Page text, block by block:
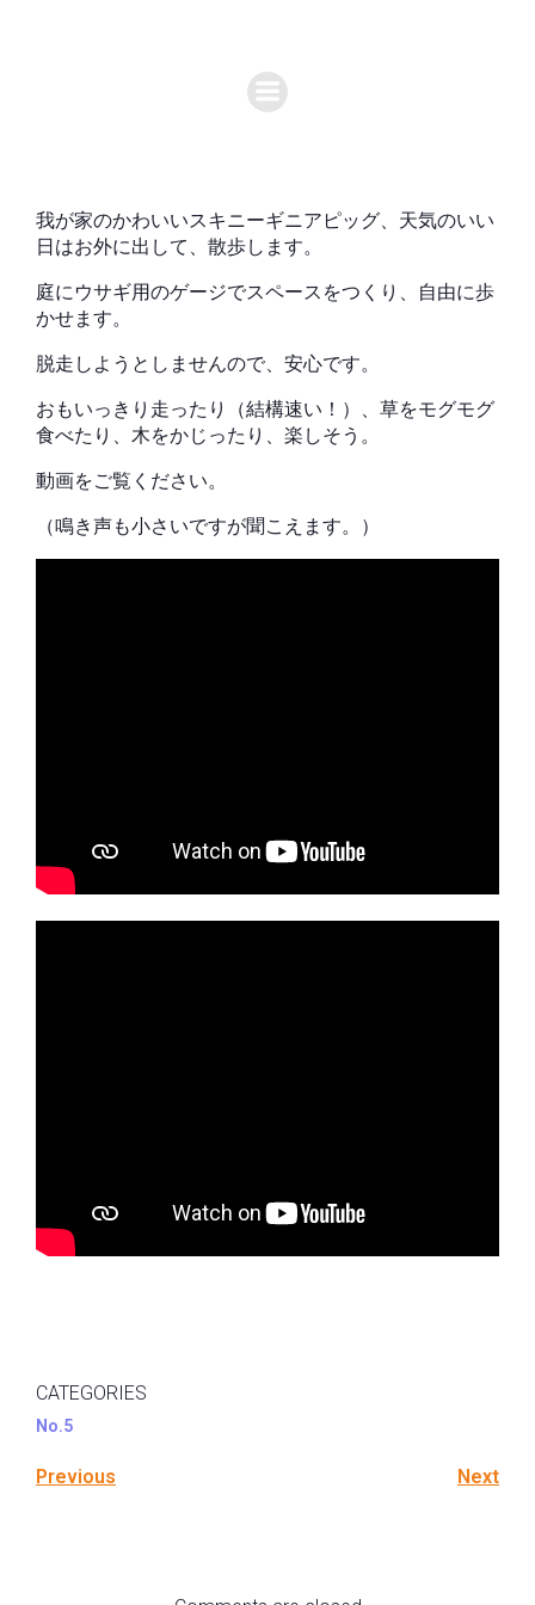
我が家のかわいいスキニーギニアピッグ、天気のいい
日はお外に出して、散歩します。
庭にウサギ用のゲージでスペースをつくり、自由に歩
かせます。
脱走しようとしませんので、安心です。
おもいっきり走ったり（結構速い！）、草をモグモグ
食べたり、木をかじったり、楽しそう。
動画をご覧ください。
（鳴き声も小さいですが聞こえます。）
CATEGORIES
No.5
Previous Next